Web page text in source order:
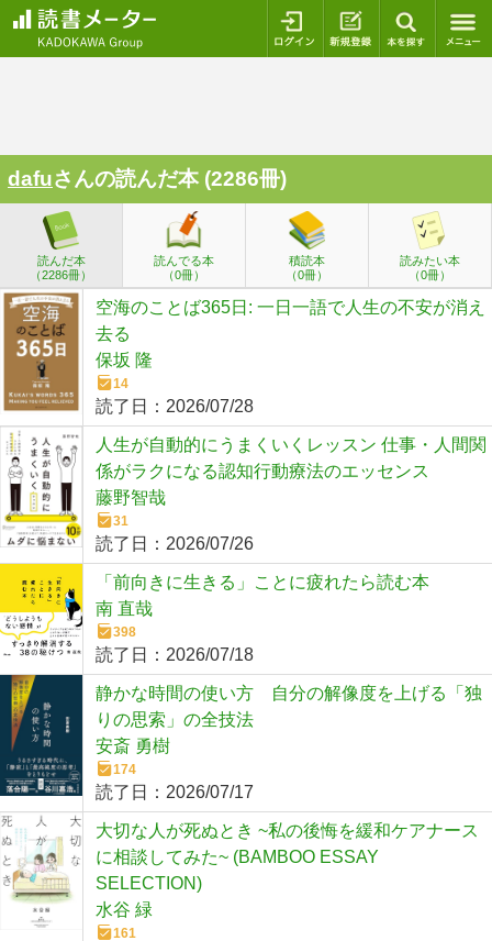
ログイン 新規登録
dafuさんの読んだ本 (2286冊)
読んだ本
（2286冊）
読んでる本
（0冊）
積読本
（0冊）
読みたい本
（0冊）
空海のことば365日: 一日一語で人生の不安が消え
去る
保坂 隆
14
読了日： 2026/07/28
人生が自動的にうまくいくレッスン 仕事・人間関
係がラクになる認知行動療法のエッセンス
藤野智哉
31
読了日： 2026/07/26
「前向きに生きる」ことに疲れたら読む本
南 直哉
398
読了日： 2026/07/18
静かな時間の使い方 自分の解像度を上げる「独
りの思索」の全技法
安斎 勇樹
174
読了日： 2026/07/17
大切な人が死ぬとき ~私の後悔を緩和ケアナース
に相談してみた~ (BAMBOO ESSAY
SELECTION)
水谷 緑
161